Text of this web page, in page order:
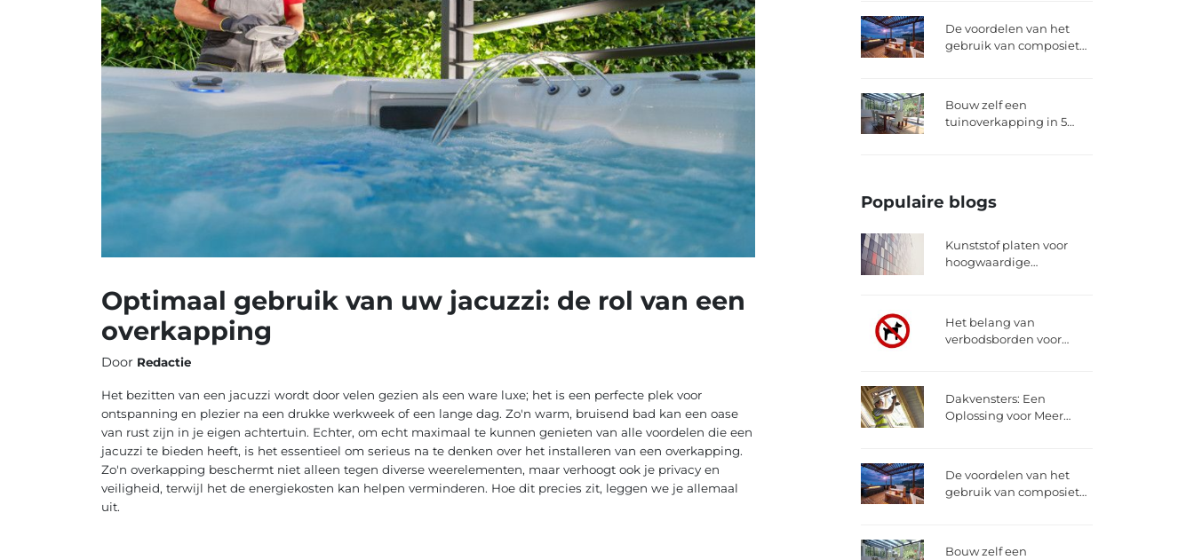
Optimaal gebruik van uw jacuzzi: de rol van een
overkapping
Door Redactie
Het bezitten van een jacuzzi wordt door velen gezien als een ware luxe; het is een perfecte plek voor
ontspanning en plezier na een drukke werkweek of een lange dag. Zo'n warm, bruisend bad kan een oase
van rust zijn in je eigen achtertuin. Echter, om echt maximaal te kunnen genieten van alle voordelen die een
jacuzzi te bieden heeft, is het essentieel om serieus na te denken over het installeren van een overkapping.
Zo'n overkapping beschermt niet alleen tegen diverse weerelementen, maar verhoogt ook je privacy en
veiligheid, terwijl het de energiekosten kan helpen verminderen. Hoe dit precies zit, leggen we je allemaal
uit.
De voordelen van het
gebruik van composiet
Bouw zelf een
tuinoverkapping in 5
Populaire blogs
Kunststof platen voor
hoogwaardige
Het belang van
verbodsborden voor
Dakvensters: Een
Oplossing voor Meer
De voordelen van het
gebruik van composiet
Bouw zelf een